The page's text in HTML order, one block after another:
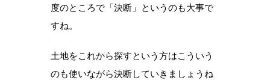
度のところで「決断」というのも大事で
すね。
土地をこれから探すという方はこういう
のも使いながら決断していきましょうね